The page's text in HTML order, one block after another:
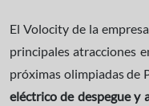
El Volocity de la
principales atracciones
próximas olimpiadas de
eléctrico de despegue y